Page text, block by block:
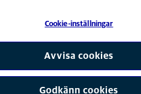
till Mars, Inc © 2026
Cookie-inställningar
Avvisa cookies
Godkänn cookies